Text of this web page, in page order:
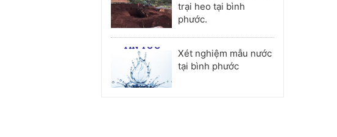
trại heo tại bình
phước.
Xét nghiệm mẫu nước
tại bình phước